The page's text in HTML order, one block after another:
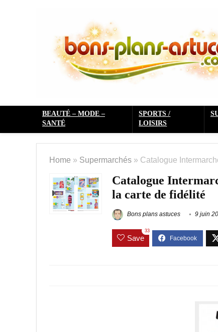
BEAUTÉ – MODE –
SANTÉ
SPORTS /
LOISIRS
Home » Supermarchés » Catalogue
Catalogue
la carte de fidélité
Bons plans astuces 9 juin
Save
33